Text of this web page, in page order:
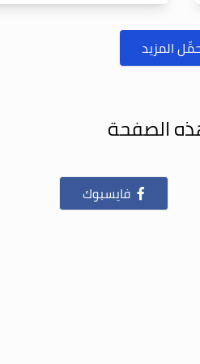
المزيد
الصفحة
فايسبوك